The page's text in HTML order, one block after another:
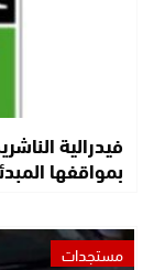
فيدرالية
بمواقفها
مستجدات